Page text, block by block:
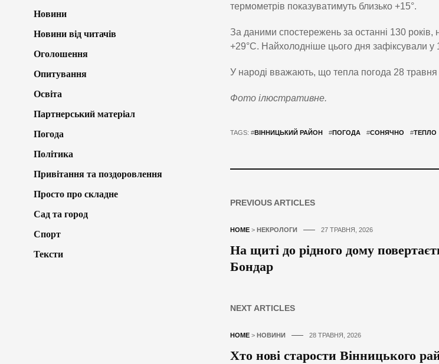
термометрів показуватимуть близько +15°.
За даними спостережень за останні 130
+29°C. Найхолодніше цього дня зафіксували
У народі вважають, що тепла погода 28
Фото ілюстративне.
TAGS: #ВІННИЦЬКИЙ РАЙОН #ПОГОДА #СОНЯЧНО #ТЕПЛО
PREVIOUS ARTICLES
HOME> НЕКРОЛОГИ 27 ТРАВНЯ, 2026
На щиті до рідного дому
Бондар
NEXT ARTICLES
HOME> НОВИНИ 28 ТРАВНЯ, 2026
Хто нові старости Вінницького
Новини
Новини від читачів
Оголошення
Опитування
Освіта
Партнерський матеріал
Погода
Політика
Привітання та поздоровлення
Просто про складне
Сад та город
Спорт
Тексти